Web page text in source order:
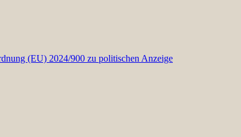
(EU) 2024/900 zu politischen Anzeige